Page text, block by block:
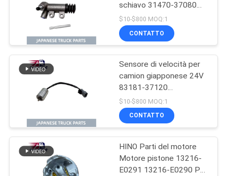
hino 300 parti
Componenti del
motore di Hino
schiavo 31470-37080
31470-37081 Per HINO
300 DYNA TOYOTA
Ricambi per automezzi
$10-$800 MOQ:1
CONTATTO
Sensore di velocità per
camion giapponese 24V
83181-37120
8318137120 per HINO
300 DYNA TOYOTA
XZU344 Parti di camion
$10-$800 MOQ:1
CONTATTO
HINO Parti del motore
Motore pistone 13216-
E0291 13216-E0290 Per